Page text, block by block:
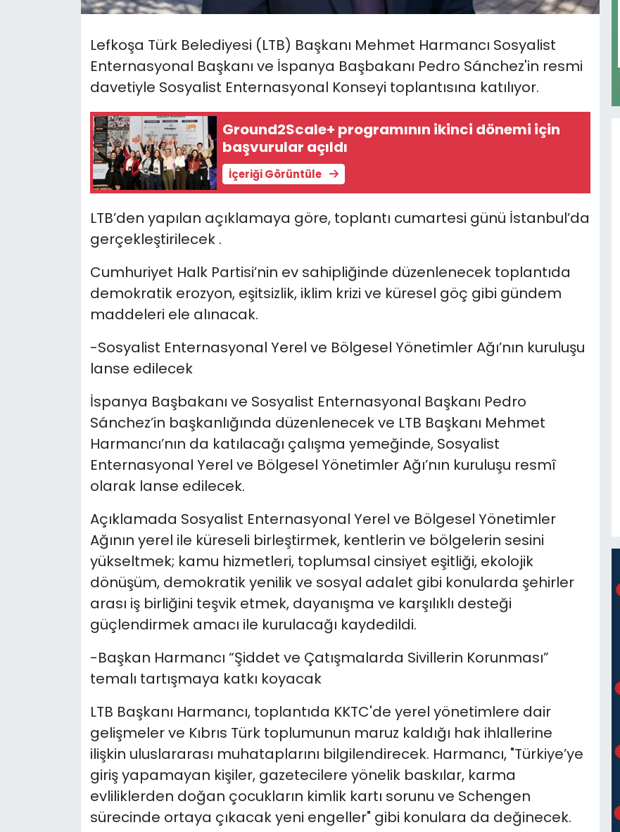
Lefkoşa Türk Belediyesi (LTB) Başkanı Mehmet Harmancı Sosyalist
Enternasyonal Başkanı ve İspanya Başbakanı Pedro Sánchez'in resmi
davetiyle Sosyalist Enternasyonal Konseyi toplantısına katılıyor.
Ground2Scale+ programının ikinci dönemi için
başvurular açıldı
İçeriği Görüntüle
LTB’den yapılan açıklamaya göre, toplantı cumartesi günü İstanbul’da
gerçekleştirilecek .
Cumhuriyet Halk Partisi’nin ev sahipliğinde düzenlenecek toplantıda
demokratik erozyon, eşitsizlik, iklim krizi ve küresel göç gibi gündem
maddeleri ele alınacak.
-Sosyalist Enternasyonal Yerel ve Bölgesel Yönetimler Ağı’nın kuruluşu
lanse edilecek
İspanya Başbakanı ve Sosyalist Enternasyonal Başkanı Pedro
Sánchez’in başkanlığında düzenlenecek ve LTB Başkanı Mehmet
Harmancı’nın da katılacağı çalışma yemeğinde, Sosyalist
Enternasyonal Yerel ve Bölgesel Yönetimler Ağı’nın kuruluşu resmî
olarak lanse edilecek.
Açıklamada Sosyalist Enternasyonal Yerel ve Bölgesel Yönetimler
Ağının yerel ile küreseli birleştirmek, kentlerin ve bölgelerin sesini
yükseltmek; kamu hizmetleri, toplumsal cinsiyet eşitliği, ekolojik
dönüşüm, demokratik yenilik ve sosyal adalet gibi konularda şehirler
arası iş birliğini teşvik etmek, dayanışma ve karşılıklı desteği
güçlendirmek amacı ile kurulacağı kaydedildi.
-Başkan Harmancı “Şiddet ve Çatışmalarda Sivillerin Korunması”
temalı tartışmaya katkı koyacak
LTB Başkanı Harmancı, toplantıda KKTC'de yerel yönetimlere dair
gelişmeler ve Kıbrıs Türk toplumunun maruz kaldığı hak ihlallerine
ilişkin uluslararası muhataplarını bilgilendirecek. Harmancı, "Türkiye’ye
giriş yapamayan kişiler, gazetecilere yönelik baskılar, karma
evliliklerden doğan çocukların kimlik kartı sorunu ve Schengen
sürecinde ortaya çıkacak yeni engeller" gibi konulara da değinecek.
Video Galeri
Yazarlar